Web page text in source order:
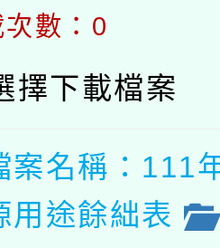
次數：0
擇下載檔案
案名稱：111
用途餘絀表